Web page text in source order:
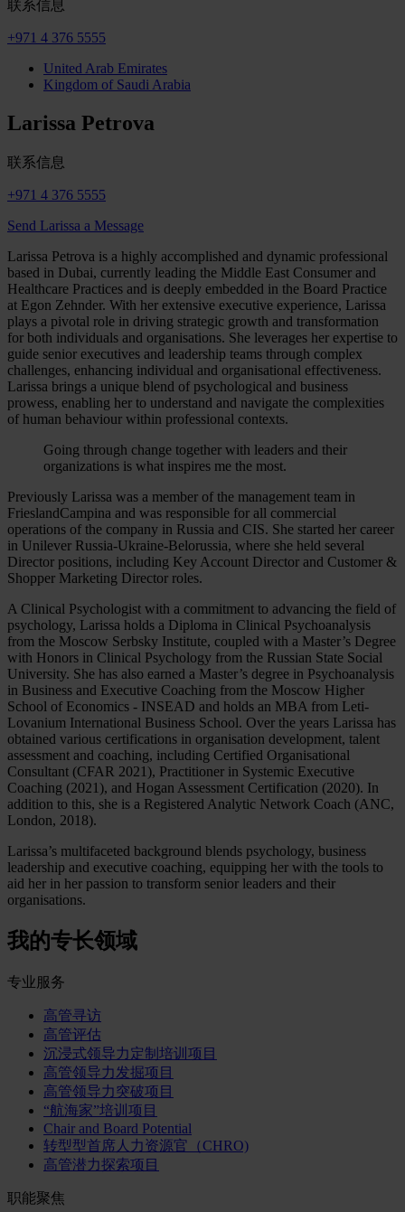
联系信息
+971 4 376 5555
United Arab Emirates
Kingdom of Saudi Arabia
Larissa Petrova
联系信息
+971 4 376 5555
Send Larissa a Message
Larissa Petrova is a highly accomplished and dynamic professional
based in Dubai, currently leading the Middle East Consumer and
Healthcare Practices and is deeply embedded in the Board Practice
at Egon Zehnder. With her extensive executive experience, Larissa
plays a pivotal role in driving strategic growth and transformation
for both individuals and organisations. She leverages her expertise to
guide senior executives and leadership teams through complex
challenges, enhancing individual and organisational effectiveness.
Larissa brings a unique blend of psychological and business
prowess, enabling her to understand and navigate the complexities
of human behaviour within professional contexts.
Going through change together with leaders and their
organizations is what inspires me the most.
Previously Larissa was a member of the management team in
FrieslandCampina and was responsible for all commercial
operations of the company in Russia and CIS. She started her career
in Unilever Russia-Ukraine-Belorussia, where she held several
Director positions, including Key Account Director and Customer &
Shopper Marketing Director roles.
A Clinical Psychologist with a commitment to advancing the field of
psychology, Larissa holds a Diploma in Clinical Psychoanalysis
from the Moscow Serbsky Institute, coupled with a Master’s Degree
with Honors in Clinical Psychology from the Russian State Social
University. She has also earned a Master’s degree in Psychoanalysis
in Business and Executive Coaching from the Moscow Higher
School of Economics - INSEAD and holds an MBA from Leti-
Lovanium International Business School. Over the years Larissa has
obtained various certifications in organisation development, talent
assessment and coaching, including Certified Organisational
Consultant (CFAR 2021), Practitioner in Systemic Executive
Coaching (2021), and Hogan Assessment Certification (2020). In
addition to this, she is a Registered Analytic Network Coach (ANC,
London, 2018).
Larissa’s multifaceted background blends psychology, business
leadership and executive coaching, equipping her with the tools to
aid her in her passion to transform senior leaders and their
organisations.
我的专长领域
专业服务
高管寻访
高管评估
沉浸式领导力定制培训项目
高管领导力发掘项目
高管领导力突破项目
“航海家”培训项目
Chair and Board Potential
转型型首席人力资源官（CHRO)
高管潜力探索项目
职能聚焦